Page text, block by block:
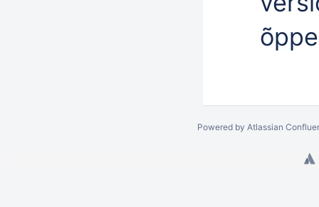
Powered by Atlassian